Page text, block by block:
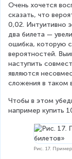
c
{
1
}
{
1
2
}
=
\f
r
a
c
{
1
}
{
+
p
(
B
)
Очень хочется
сказать, что
0,02. Интуитивно
два билета —
ошибка, которую
вероятностей.
наступить
являются
сложения в таком
Чтобы в этом
например купить
Рис. 17.